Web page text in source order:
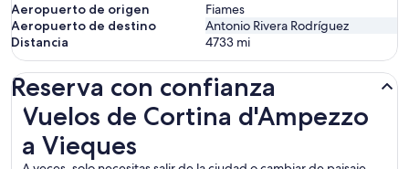
Aeropuerto de origen
Fiames
Aeropuerto de destino
Antonio Rivera Rodríguez
Distancia
4733 mi
Reserva con confianza
Vuelos de Cortina d'Ampezzo
a Vieques
Vuelos de Cortina d'Ampezzo a Vieques